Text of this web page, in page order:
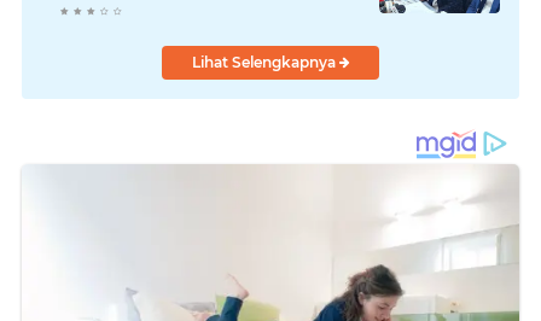
Lihat Selengkapnya